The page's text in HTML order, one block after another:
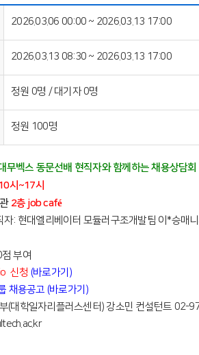
2026.03.06 00:00 ~ 2026.03.13 17:00
2026.03.13 08:30 ~ 2026.03.13 17:00
정원 0명 / 대기자 0명
정원 100명
무벡스 동문선배 현직자와 함께하는 채용상담회
시~17시
2층 job café
자: 현대엘리베이터 모듈러구조개발팀 이*승매
부여
신청 (바로가기)
채용공고 (바로가기)
(대학일자리플러스센터) 강소민 컨설턴트 02-